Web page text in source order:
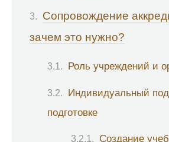
Сопровождение
зачем это нужно?
Роль учреждений и
Индивидуальный
подготовке
Создание